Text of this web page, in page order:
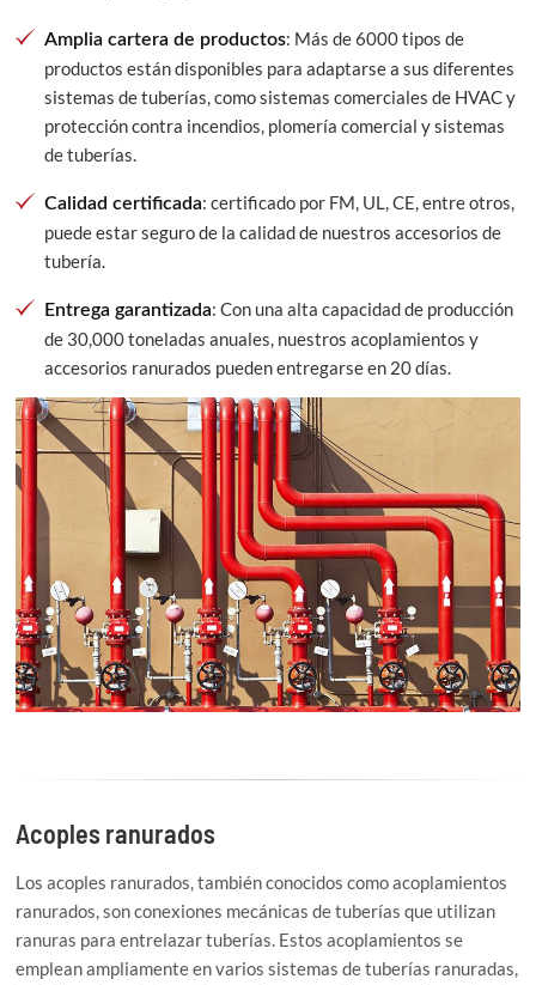
Amplia cartera de productos: Más de 6000 tipos de
productos están disponibles para adaptarse a sus diferentes
sistemas de tuberías, como sistemas comerciales de HVAC y
protección contra incendios, plomería comercial y sistemas
de tuberías.
Calidad certificada: certificado por FM, UL, CE, entre otros,
puede estar seguro de la calidad de nuestros accesorios de
tubería.
Entrega garantizada: Con una alta capacidad de producción
de 30,000 toneladas anuales, nuestros acoplamientos y
accesorios ranurados pueden entregarse en 20 días.
Acoples ranurados
Los acoples ranurados, también conocidos como acoplamientos
ranurados, son conexiones mecánicas de tuberías que utilizan
ranuras para entrelazar tuberías. Estos acoplamientos se
emplean ampliamente en varios sistemas de tuberías ranuradas,